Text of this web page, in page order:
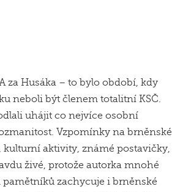
za Husáka – to bylo období, kdy
neboli být členem totalitní KSČ.
uhájit co nejvíce osobní
Vzpomínky na brněnské
aktivity, známé postavičky,
živé, protože autorka mnohé
pamětníků zachycuje i brněnské